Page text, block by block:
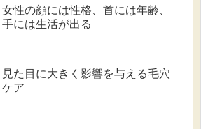
女性の顔には性格、首には年齢、
手には生活が出る
見た目に大きく影響を与える毛穴
ケア